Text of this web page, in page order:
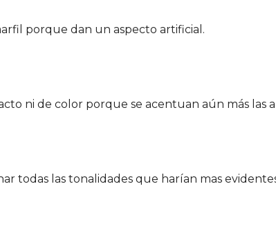
porque dan un aspecto artificial.
ni de color porque se acentuan aún más las
todas las tonalidades que harían mas evidentes